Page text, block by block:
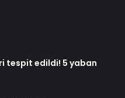
tespit edildi! 5 yaban